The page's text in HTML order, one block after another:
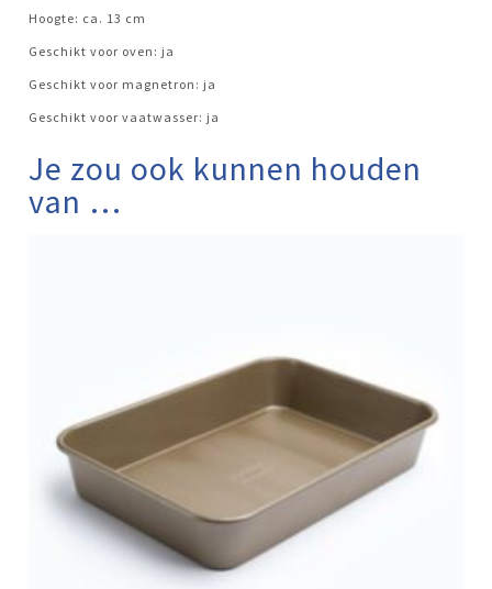
Hoogte: ca. 13 cm
Geschikt voor oven: ja
Geschikt voor magnetron: ja
Geschikt voor vaatwasser: ja
Je zou ook kunnen houden
van …